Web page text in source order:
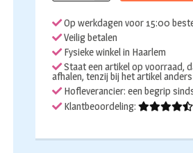
Op werkdagen voor 15:00
Veilig betalen
Fysieke winkel in Haarlem
Staat een artikel op voorraad,
afhalen, tenzij bij het artikel
Hofleverancier: een begrip
Klantbeoordeling: